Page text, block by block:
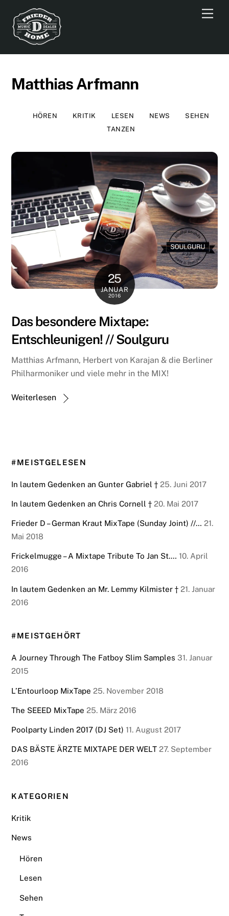
content
Matthias Arfmann
HÖREN KRITIK LESEN NEWS
SEHEN
TANZEN
25
JANUAR
2016
Das besondere Mixtape:
Entschleunigen! // Soulguru
Matthias Arfmann, Herbert von Karajan & die Berliner
Philharmoniker und viele mehr in the MIX!
Weiterlesen
#MEISTGELESEN
In lautem Gedenken an Gunter Gabriel † 25. Juni 2017
In lautem Gedenken an Chris Cornell † 20. Mai 2017
Frieder D – German Kraut MixTape (Sunday Joint) //… 21.
Mai 2018
Frickelmugge – A Mixtape Tribute To Jan St.… 10. April
2016
In lautem Gedenken an Mr. Lemmy Kilmister † 21. Januar
2016
#MEISTGEHÖRT
A Journey Through The Fatboy Slim Samples 31. Januar
2015
L’Entourloop MixTape 25. November 2018
The SEEED MixTape 25. März 2016
Poolparty Linden 2017 (DJ Set) 11. August 2017
DAS BÄSTE ÄRZTE MIXTAPE DER WELT 27. September
2016
KATEGORIEN
Kritik
News
Hören
Lesen
Sehen